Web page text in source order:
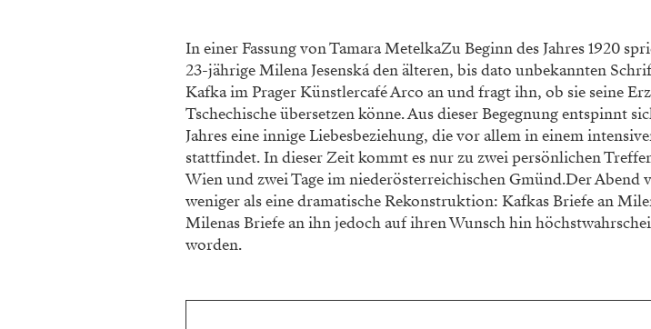
In einer Fassung von Tamara MetelkaZu Beginn des Jahres 1920
23-jährige Milena Jesenská den älteren, bis dato unbekannten
Kafka im Prager Künstlercafé Arco an und fragt ihn, ob sie seine
Tschechische übersetzen könne. Aus dieser Begegnung entspinnt
Jahres eine innige Liebesbeziehung, die vor allem in einem
stattfindet. In dieser Zeit kommt es nur zu zwei persönlichen
Wien und zwei Tage im niederösterreichischen Gmünd.Der Abend
weniger als eine dramatische Rekonstruktion: Kafkas Briefe an
Milenas Briefe an ihn jedoch auf ihren Wunsch hin
worden.